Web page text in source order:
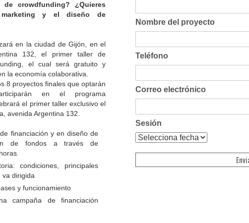
crowdfunding? ¿Quieres
y el diseño de
en la ciudad de Gijón, en el
132, el primer taller de
el cual será gratuito y
la economía colaborativa.
8 proyectos finales que optarán
en el programa
el primer taller exclusivo el
avenida Argentina 132.
financiación y en diseño de
de fondos a través de
condiciones, principales
va dirigida
y funcionamiento
campaña de financiación
Nombre del proyecto
Teléfono
Correo electrónico
Sesión